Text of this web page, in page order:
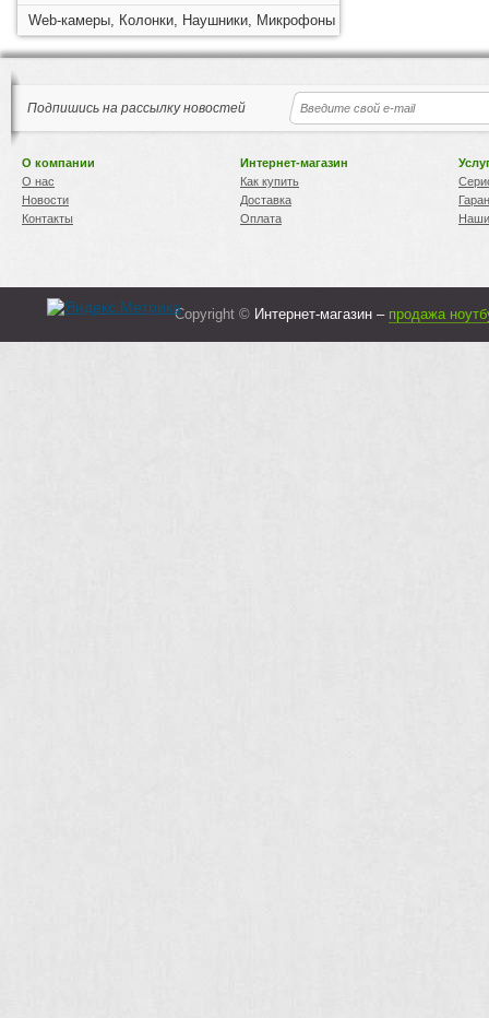
Web-камеры, Колонки, Наушники, Микрофоны
Подпишись на рассылку новостей
О компании
О нас
Новости
Контакты
Интернет-магазин
Как купить
Доставка
Оплата
Copyright © Интернет-магазин – продажа